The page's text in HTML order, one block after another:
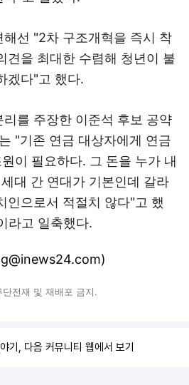
해선 "2차 구조개혁을 즉시 착
견을 최대한 수렴해 청년이 불
겠다"고 했다.
를 주장한 이준석 후보 공약
"기존 연금 대상자에게 연금
이 필요하다. 그 돈을 누가 내
대 간 연대가 기본인데 갈라
인으로서 적절치 않다"고 했
라고 일축했다.
전재 및 재배포 금지.
기, 다음 커뮤니티 웹에서 보기